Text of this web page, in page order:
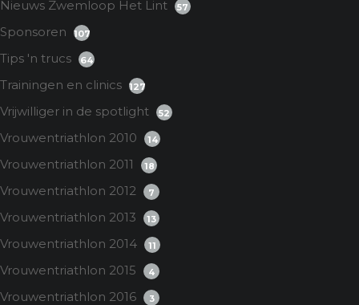
Nieuws Zwemloop Het Lint 57
Sponsoren 107
Tips 'n trucs 64
Trainingen en clinics 127
Vrijwilliger in de spotlight 52
Vrouwentriathlon 2010 14
Vrouwentriathlon 2011 18
Vrouwentriathlon 2012 7
Vrouwentriathlon 2013 13
Vrouwentriathlon 2014 11
Vrouwentriathlon 2015 4
Vrouwentriathlon 2016 3